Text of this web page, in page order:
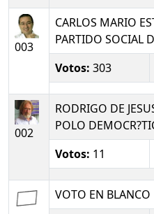
003
CARLOS MARIO
PARTIDO SOCIAL
Votos: 303
002
RODRIGO DE
POLO
Votos: 11
VOTO EN BLANCO